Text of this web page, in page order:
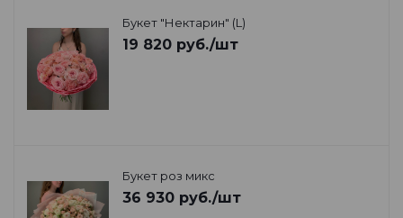
Букет "Нектарин" (L)
19 820 руб./шт
Букет роз микс
36 930 руб./шт